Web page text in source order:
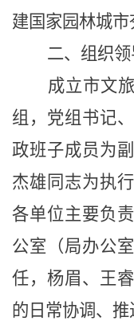
建国家园林城市
二、组织
成立市文
组，党组书记
政班子成员为
杰雄同志为执
各单位主要负
公室（局办公
任，杨眉、王睿
的日常协调、推